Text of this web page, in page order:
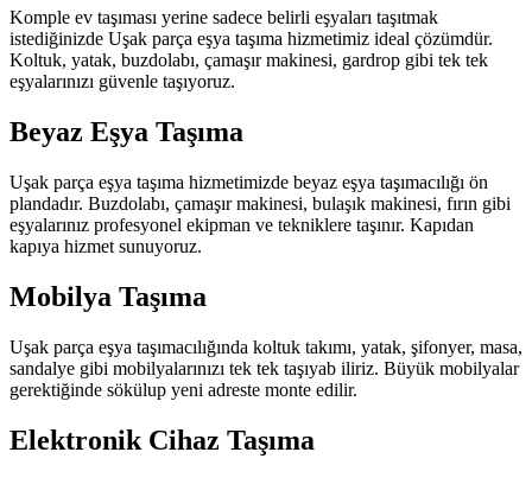
Komple ev taşıması yerine sadece belirli eşyaları taşıtmak
istediğinizde Uşak parça eşya taşıma hizmetimiz ideal çözümdür.
Koltuk, yatak, buzdolabı, çamaşır makinesi, gardrop gibi tek tek
eşyalarınızı güvenle taşıyoruz.
Beyaz Eşya Taşıma
Uşak parça eşya taşıma hizmetimizde beyaz eşya taşımacılığı ön
plandadır. Buzdolabı, çamaşır makinesi, bulaşık makinesi, fırın gibi
eşyalarınız profesyonel ekipman ve tekniklere taşınır. Kapıdan
kapıya hizmet sunuyoruz.
Mobilya Taşıma
Uşak parça eşya taşımacılığında koltuk takımı, yatak, şifonyer, masa,
sandalye gibi mobilyalarınızı tek tek taşıyab iliriz. Büyük mobilyalar
gerektiğinde sökülup yeni adreste monte edilir.
Elektronik Cihaz Taşıma